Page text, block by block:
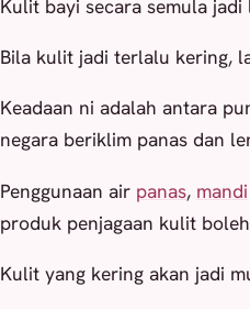
Kulit bayi secara semula
Bila kulit jadi terlalu kering,
Keadaan ni adalah antara
negara beriklim panas dan
Penggunaan air panas, mandi
produk penjagaan kulit
Kulit yang kering akan jadi